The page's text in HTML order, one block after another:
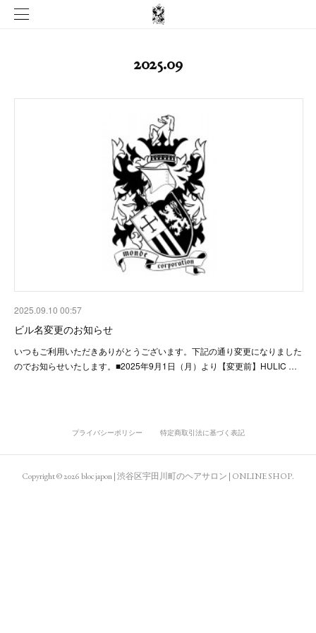
2025.09
2025.09.10 00:57
ビル名変更のお知らせ
いつもご利用いただきありがとうございます。下記の通り変更になりました
のでお知らせいたします。■2025年9月1日（月）より【変更前】HULIC …
プライバシーポリシー 特定商取引法に基づく表記
Copyright ©2026bloc japon | 渋谷区宇田川町のヘアサロン | ONLINE SHOP.